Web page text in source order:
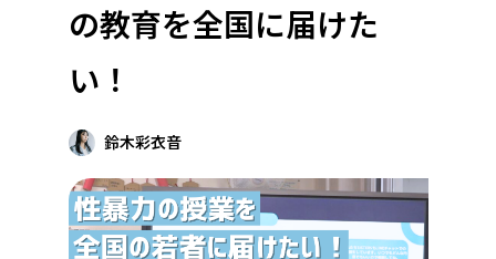
関東
中国
四国
環境・エシカル
人権・マイノリティ
社会貢献
地域からさがす
北海道 青森
栃木 群馬 埼玉
の教育を全国に届けた
い！
鈴木彩衣音